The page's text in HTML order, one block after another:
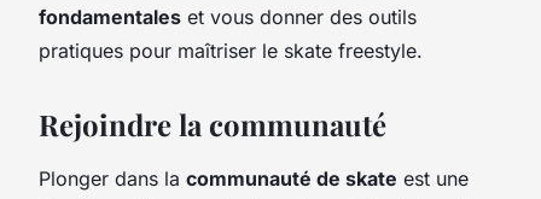
fondamentales et vous donner des outils
pratiques pour maîtriser le skate freestyle.
Rejoindre la communauté
Plonger dans la communauté de skate est une